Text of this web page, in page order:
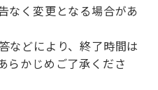
なく変更となる場合があ
などにより、終了時間は
らかじめご了承くださ